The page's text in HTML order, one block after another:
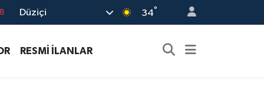
Düziçi 34°
RESMİ İLANLAR